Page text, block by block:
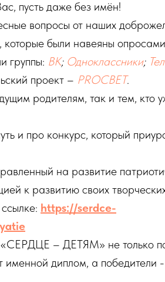
пусть даже без имён!
вопросы от наших
которые были навеяны
группы: ВК; Одноклассники;
проект – PROСВЕТ.
родителям, так и тем, кто
и про конкурс, который
на развитие
к развитию своих
https://serdce-
– ДЕТЯМ» не только
именной диплом, а победители